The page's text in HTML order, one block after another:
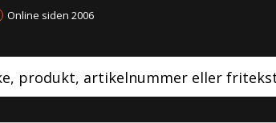
Online siden 2006